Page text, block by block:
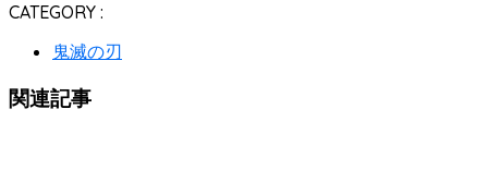
CATEGORY :
鬼滅の刃
関連記事